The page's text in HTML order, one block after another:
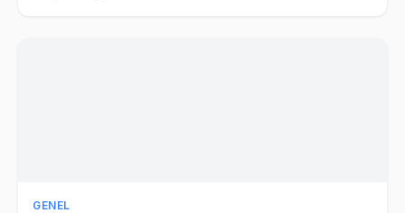
GENEL